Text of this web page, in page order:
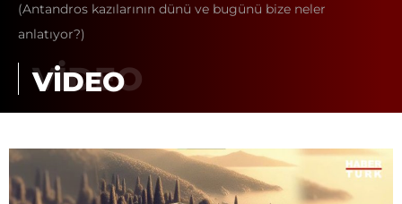
(Antandros kazılarının dünü ve bugünü bize neler
anlatıyor?)
VİDEO